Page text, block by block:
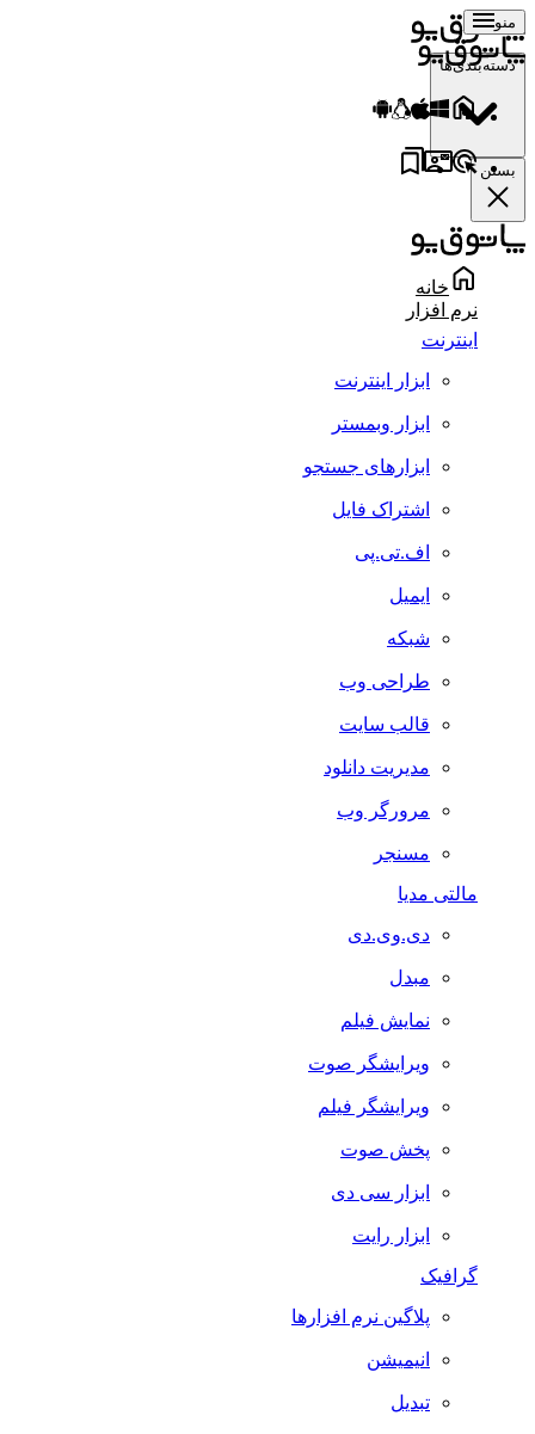
منو
دسته‌بندی‌ها
بستن
خانه
نرم افزار
اینترنت
ابزار اینترنت
ابزار وبمستر
ابزارهای جستجو
اشتراک فایل
اف.تی.پی
ایمیل
شبکه
طراحی وب
قالب سایت
مدیریت دانلود
مرورگر وب
مسنجر
مالتی مدیا
دی.وی.دی
مبدل
نمایش فیلم
ویرایشگر صوت
ویرایشگر فیلم
پخش صوت
ابزار سی دی
ابزار رایت
گرافیک
پلاگین نرم افزارها
انیمیشن
تبدیل